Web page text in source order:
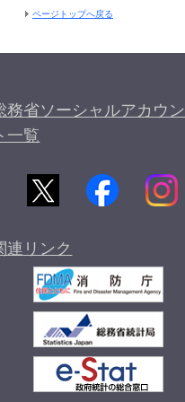
ページトップへ戻る
務省ソーシャルアカウン
一覧
連リンク